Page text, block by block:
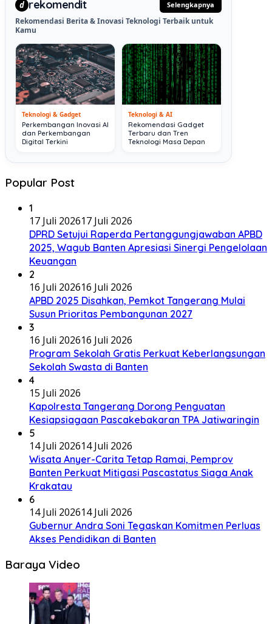
d rekomendit Selengkapnya
Rekomendasi Berita & Inovasi Teknologi Terbaik untuk
Kamu
Teknologi & Gadget
Perkembangan Inovasi AI
dan Perkembangan
Digital Terkini
Teknologi & AI
Rekomendasi Gadget
Terbaru dan Tren
Teknologi Masa Depan
Popular Post
1
17 Juli 202617 Juli 2026
DPRD Setujui Raperda Pertanggungjawaban APBD
2025, Wagub Banten Apresiasi Sinergi Pengelolaan
Keuangan
2
16 Juli 202616 Juli 2026
APBD 2025 Disahkan, Pemkot Tangerang Mulai
Susun Prioritas Pembangunan 2027
3
16 Juli 202616 Juli 2026
Program Sekolah Gratis Perkuat Keberlangsungan
Sekolah Swasta di Banten
4
15 Juli 2026
Kapolresta Tangerang Dorong Penguatan
Kesiapsiagaan Pascakebakaran TPA Jatiwaringin
5
14 Juli 202614 Juli 2026
Wisata Anyer-Carita Tetap Ramai, Pemprov
Banten Perkuat Mitigasi Pascastatus Siaga Anak
Krakatau
6
14 Juli 202614 Juli 2026
Gubernur Andra Soni Tegaskan Komitmen Perluas
Akses Pendidikan di Banten
Baraya Video